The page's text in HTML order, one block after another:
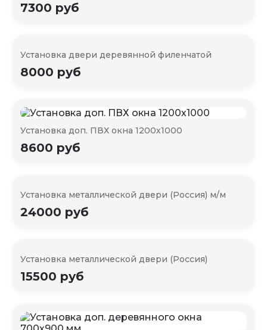
7300 руб
Установка двери деревянной филенчатой
8000 руб
Установка доп. ПВХ окна 1200х1000
8600 руб
Установка металлической двери (Россия) м/м
24000 руб
Установка металлической двери (Россия)
15500 руб